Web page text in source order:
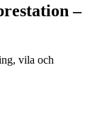
–
vila och